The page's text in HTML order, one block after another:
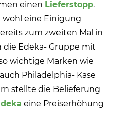
einen Lieferstopp.
wohl eine Einigung
zum zweiten Mal in
Edeka- Gruppe mit
wichtige Marken wie
Philadelphia- Käse
stellte die Belieferung
eine Preiserhöhung